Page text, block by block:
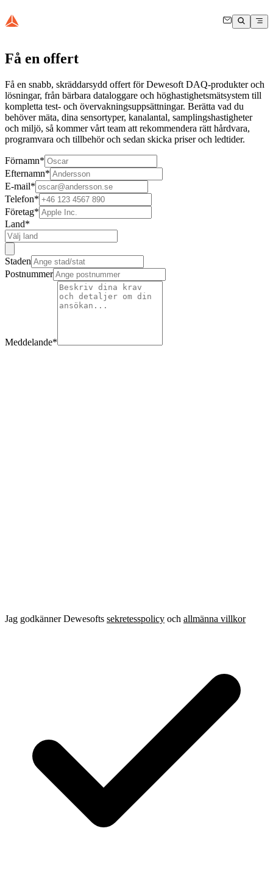
Få en offert
Få en snabb, skräddarsydd offert för Dewesoft DAQ-produkter och
lösningar, från bärbara dataloggare och höghastighetsmätsystem till
kompletta test- och övervakningsuppsättningar. Berätta vad du
behöver mäta, dina sensortyper, kanalantal, samplingshastigheter
och miljö, så kommer vårt team att rekommendera rätt hårdvara,
programvara och tillbehör och sedan skicka priser och ledtider.
Förnamn*
Efternamn*
E-mail*
Telefon*
Företag*
Land*
Staden
Postnummer
Meddelande*
Jag godkänner Dewesofts sekretesspolicy och allmänna villkor